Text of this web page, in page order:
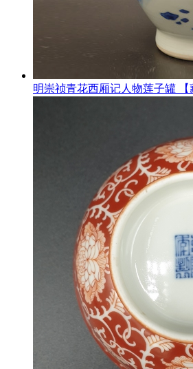
明崇祯青花西厢记人物莲子罐 【